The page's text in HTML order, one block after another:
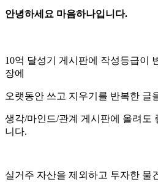
안녕하세요 마음하나입니다.
10억 달성기 게시판에 작성등급이
장에
오랫동안 쓰고 지우기를 반복한 글
생각/마인드/관계 게시판에 올려도
니다.
실거주 자산을 제외하고 투자한 물